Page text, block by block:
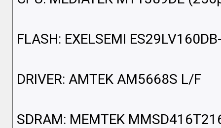
FLASH: EXELSEMI
DRIVER: AMTEK AM5668S L/F
SDRAM: MEMTEK